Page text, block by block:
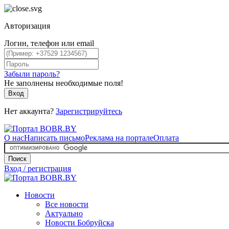
Авторизация
Логин, телефон или email
Забыли пароль?
Не заполнены необходимые поля!
Вход
Нет аккаунта? Зарегистрируйтесь
О насНаписать письмоРеклама на порталеОплата
Поиск
Вход / регистрация
Новости
Все новости
Актуально
Новости Бобруйска